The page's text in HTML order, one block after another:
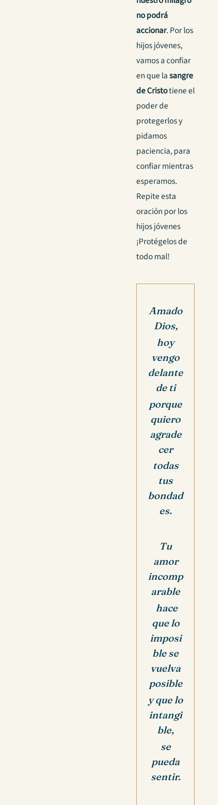
no podrá
accionar. Por los
hijos jóvenes,
vamos a confiar
en que lasangre
de Cristotiene el
poder de
protegerlos y
pidamos
paciencia, para
confiar mientras
esperamos.
Repite esta
oración por los
hijos jóvenes
¡Protégelos de
todo mal!
Amado
Dios,
hoy
vengo
delante
de ti
porque
quiero
agrade
cer
todas
tus
bondad
es.
Tu
amor
incomp
arable
hace
que lo
imposi
ble se
vuelva
posible
y que lo
intangi
ble,
se
pueda
sentir.